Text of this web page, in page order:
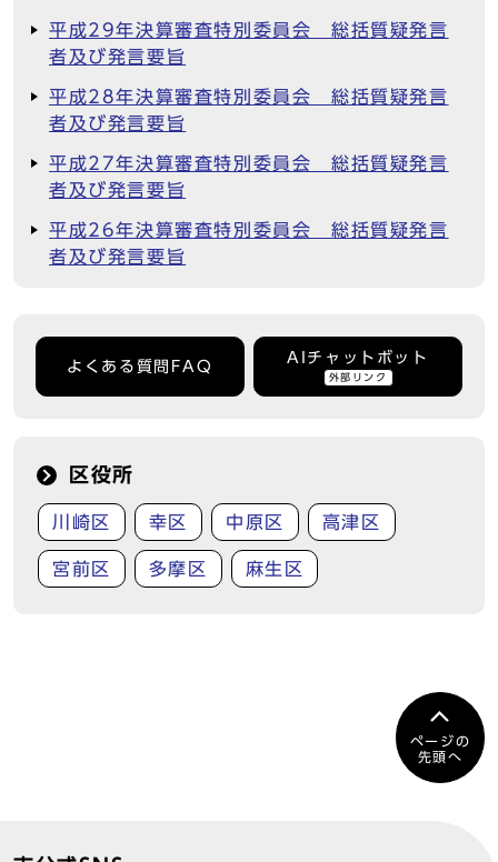
平成29年決算審査特別委員会 総括質疑発言
者及び発言要旨
平成28年決算審査特別委員会 総括質疑発言
者及び発言要旨
平成27年決算審査特別委員会 総括質疑発言
者及び発言要旨
平成26年決算審査特別委員会 総括質疑発言
者及び発言要旨
よくある質問FAQ
AIチャットボット
外部リンク
区役所
川崎区 幸区 中原区 高津区
宮前区 多摩区 麻生区
ページの
先頭へ